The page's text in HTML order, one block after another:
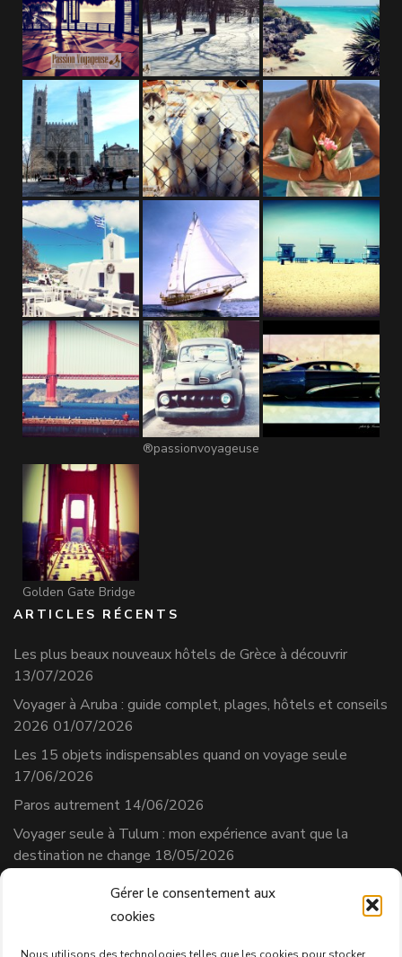
Gérer le consentement aux
cookies
®passionvoyageuse
Golden Gate Bridge
ARTICLES RÉCENTS
Les plus beaux nouveaux hôtels de Grèce à découvrir
13/07/2026
Voyager à Aruba : guide complet, plages, hôtels et conseils
2026 01/07/2026
Les 15 objets indispensables quand on voyage seule
17/06/2026
Paros autrement 14/06/2026
Voyager seule à Tulum : mon expérience avant que la
destination ne change 18/05/2026